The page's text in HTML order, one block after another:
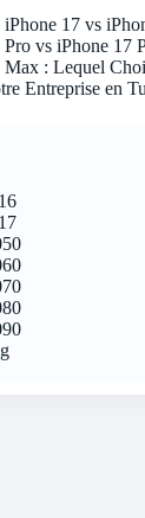
iPhone 17 vs
Pro vs iPhone 17
Max : Lequel
Entreprise en